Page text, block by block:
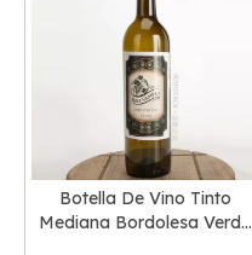
Botella De Vino Tinto
Mediana Bordolesa Verde